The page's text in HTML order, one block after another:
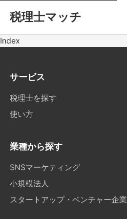
税理士マッチ
Index
サービス
税理士を探す
使い方
業種から探す
SNSマーケティング
小規模法人
スタートアップ・ベンチャー企業